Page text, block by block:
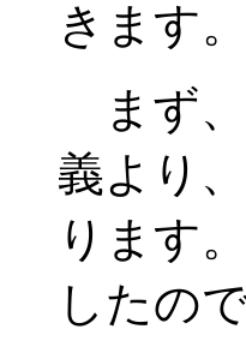
きます。
まず、
義より
ります
したの